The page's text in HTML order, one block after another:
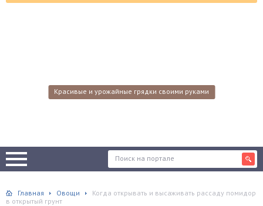
Красивые и урожайные грядки своими руками
Главная Овощи
Когда открывать и высаживать рассаду помидор
в открытый грунт